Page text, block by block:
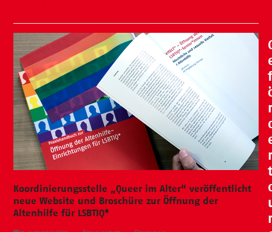
Koordinierungsstelle „Queer im Alter“ veröffentlicht
neue Website und Broschüre zur Öffnung der
Altenhilfe für LSBTIQ*
f
r
r
t
r